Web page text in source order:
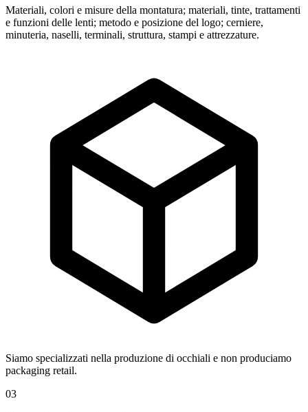
Materiali, colori e misure della montatura; materiali, tinte, trattamenti
e funzioni delle lenti; metodo e posizione del logo; cerniere,
minuteria, naselli, terminali, struttura, stampi e attrezzature.
Siamo specializzati nella produzione di occhiali e non produciamo
packaging retail.
03